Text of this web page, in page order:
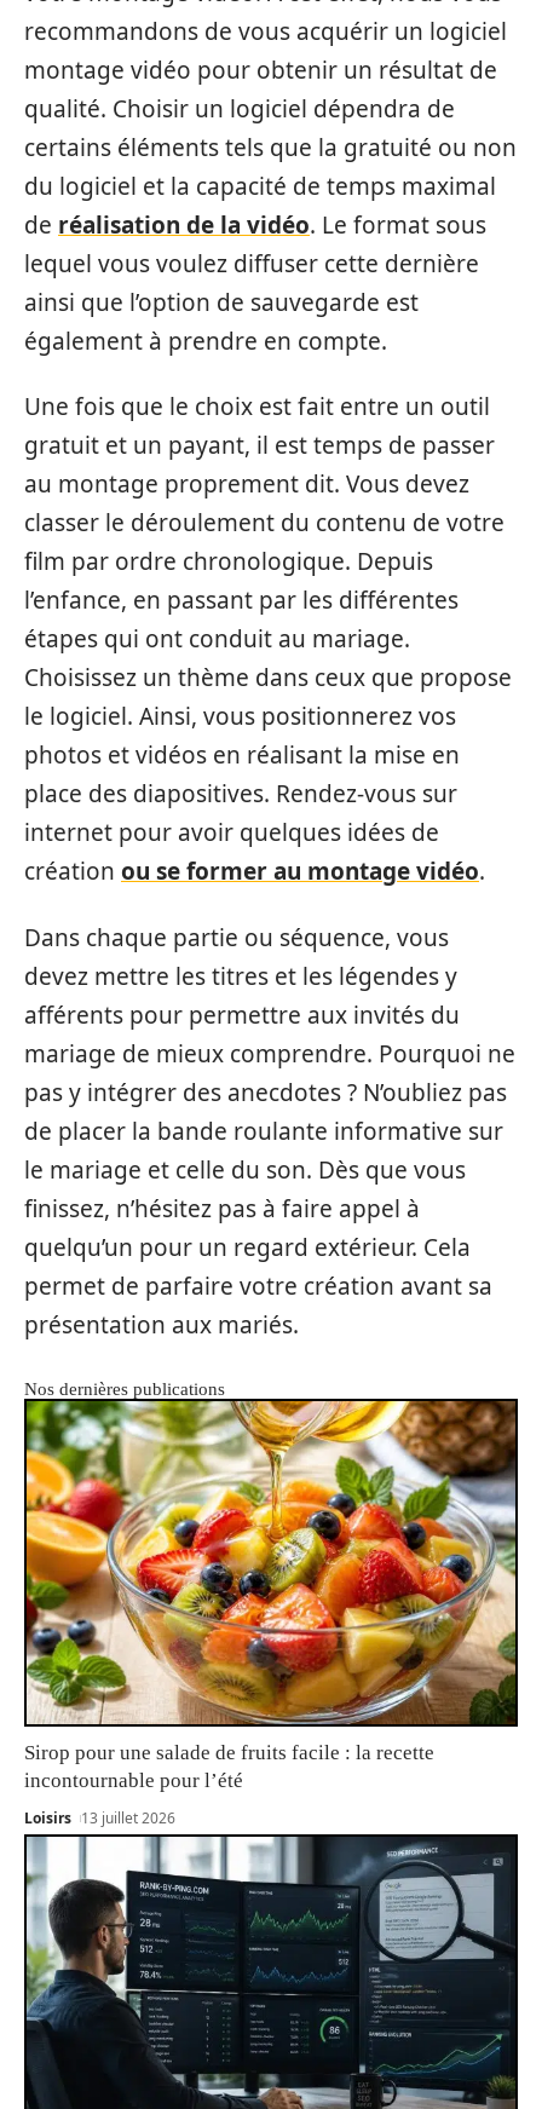
recommandons de vous acquérir un logiciel
montage vidéo pour obtenir un résultat de
qualité. Choisir un logiciel dépendra de
certains éléments tels que la gratuité ou non
du logiciel et la capacité de temps maximal
de réalisation de la vidéo. Le format sous
lequel vous voulez diffuser cette dernière
ainsi que l’option de sauvegarde est
également à prendre en compte.
Une fois que le choix est fait entre un outil
gratuit et un payant, il est temps de passer
au montage proprement dit. Vous devez
classer le déroulement du contenu de votre
film par ordre chronologique. Depuis
l’enfance, en passant par les différentes
étapes qui ont conduit au mariage.
Choisissez un thème dans ceux que propose
le logiciel. Ainsi, vous positionnerez vos
photos et vidéos en réalisant la mise en
place des diapositives. Rendez-vous sur
internet pour avoir quelques idées de
création ou se former au montage vidéo.
Dans chaque partie ou séquence, vous
devez mettre les titres et les légendes y
afférents pour permettre aux invités du
mariage de mieux comprendre. Pourquoi ne
pas y intégrer des anecdotes ? N’oubliez pas
de placer la bande roulante informative sur
le mariage et celle du son. Dès que vous
finissez, n’hésitez pas à faire appel à
quelqu’un pour un regard extérieur. Cela
permet de parfaire votre création avant sa
présentation aux mariés.
Nos dernières publications
Sirop pour une salade de fruits facile : la recette
incontournable pour l’été
Loisirs 13 juillet 2026